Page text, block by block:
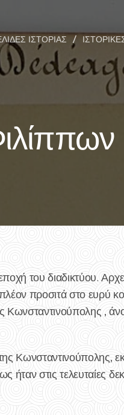
ΙΣΤΟΡΊΑΣ
του διαδικτύου.
προσιτά στο ευρύ
,
Κωνσταντινούπολης,
στις τελευταίες